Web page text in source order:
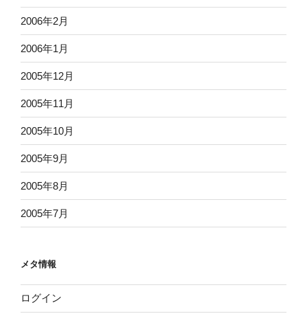
2006年2月
2006年1月
2005年12月
2005年11月
2005年10月
2005年9月
2005年8月
2005年7月
メタ情報
ログイン